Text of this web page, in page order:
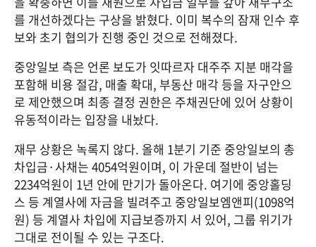
를 개선하겠다는 구상을 밝혔다. 이미 복수의 잠재 인수 후
보와 초기 협의가 진행 중인 것으로 전해졌다.
중앙일보 측은 언론 보도가 잇따르자 대주주 지분 매각을
포함해 비용 절감, 매출 확대, 부동산 매각 등을 자구안으
로 제안했으며 최종 결정 권한은 주채권단에 있어 상황이
유동적이라는 입장을 내놨다.
재무 상황은 녹록지 않다. 올해 1분기 기준 중앙일보의 총
차입금·사채는 4054억원이며, 이 가운데 절반이 넘는
2234억원이 1년 안에 만기가 돌아온다. 여기에 중앙홀딩
스 등 계열사에 자금을 빌려주고 중앙일보엠앤피(1098억
원) 등 계열사 차입에 지급보증까지 서 있어, 그룹 위기가
그대로 전이될 수 있는 구조다.